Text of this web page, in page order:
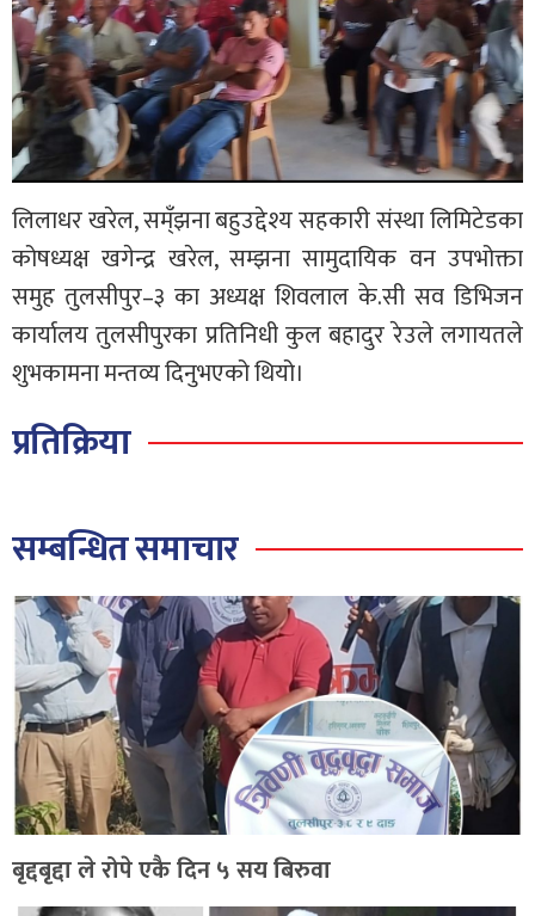
लिलाधर खरेल, सम्ँझना बहुउद्देश्य सहकारी संस्था लिमिटेडका
कोषध्यक्ष खगेन्द्र खरेल, सम्झना सामुदायिक वन उपभोक्ता
समुह तुलसीपुर–३ का अध्यक्ष शिवलाल के.सी सव डिभिजन
कार्यालय तुलसीपुरका प्रतिनिधी कुल बहादुर रेउले लगायतले
शुभकामना मन्तव्य दिनुभएको थियो।
प्रतिक्रिया
सम्बन्धित समाचार
बृद्दबृद्दा ले रोपे एकै दिन ५ सय बिरुवा